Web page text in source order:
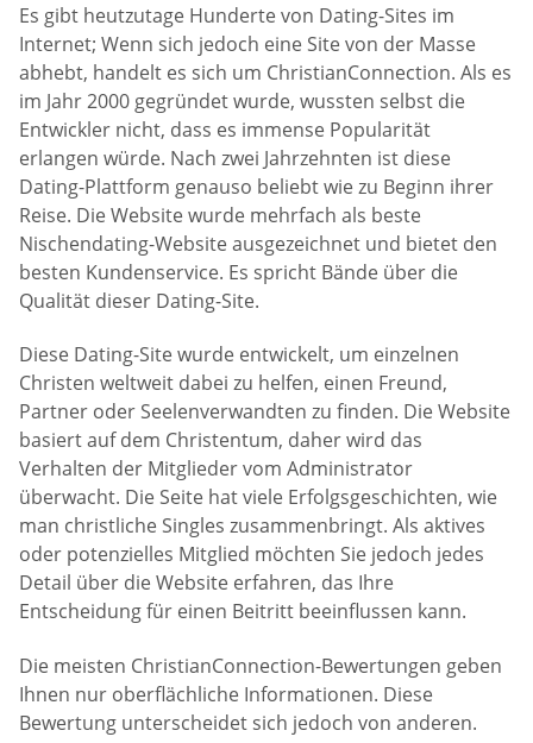
Es gibt heutzutage Hunderte von Dating-Sites im
Internet; Wenn sich jedoch eine Site von der Masse
abhebt, handelt es sich um ChristianConnection. Als es
im Jahr 2000 gegründet wurde, wussten selbst die
Entwickler nicht, dass es immense Popularität
erlangen würde. Nach zwei Jahrzehnten ist diese
Dating-Plattform genauso beliebt wie zu Beginn ihrer
Reise. Die Website wurde mehrfach als beste
Nischendating-Website ausgezeichnet und bietet den
besten Kundenservice. Es spricht Bände über die
Qualität dieser Dating-Site.
Diese Dating-Site wurde entwickelt, um einzelnen
Christen weltweit dabei zu helfen, einen Freund,
Partner oder Seelenverwandten zu finden. Die Website
basiert auf dem Christentum, daher wird das
Verhalten der Mitglieder vom Administrator
überwacht. Die Seite hat viele Erfolgsgeschichten, wie
man christliche Singles zusammenbringt. Als aktives
oder potenzielles Mitglied möchten Sie jedoch jedes
Detail über die Website erfahren, das Ihre
Entscheidung für einen Beitritt beeinflussen kann.
Die meisten ChristianConnection-Bewertungen geben
Ihnen nur oberflächliche Informationen. Diese
Bewertung unterscheidet sich jedoch von anderen.